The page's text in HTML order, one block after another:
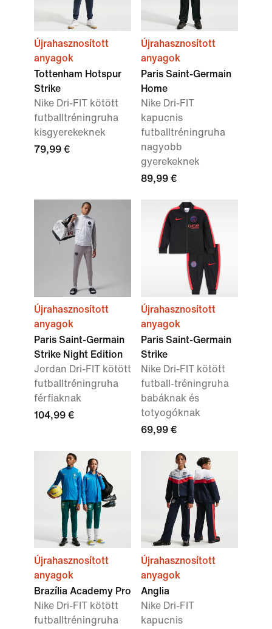
Újrahasznosított
anyagok
Tottenham Hotspur
Strike
Nike Dri-FIT kötött
futballtréningruha
kisgyerekeknek
79,99 €
Újrahasznosított
anyagok
Paris Saint-Germain
Home
Nike Dri-FIT
kapucnis
futballtréningruha
nagyobb
gyerekeknek
89,99 €
Újrahasznosított
anyagok
Paris Saint-Germain
Strike Night Edition
Jordan Dri-FIT kötött
futballtréningruha
férfiaknak
104,99 €
Újrahasznosított
anyagok
Paris Saint-Germain
Strike
Nike Dri-FIT kötött
futball-tréningruha
babáknak és
totyogóknak
69,99 €
Újrahasznosított
anyagok
Brazília Academy Pro
Nike Dri-FIT kötött
futballtréningruha
Újrahasznosított
anyagok
Anglia
Nike Dri-FIT
kapucnis